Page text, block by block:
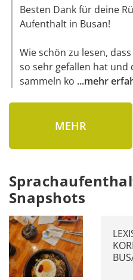
Besten Dank für deine
Aufenthalt in Busan!
Wie schön zu lesen,
so sehr gefallen hat
sammeln ko ...mehr
MEHR
Snapshots